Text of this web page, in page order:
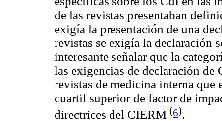
de las revistas presentaban
exigía la presentación de una
revistas se exigía la declaración
interesante señalar que la
las exigencias de declaración de
revistas de medicina interna que
cuartil superior de factor de
directrices del CIERM (6).